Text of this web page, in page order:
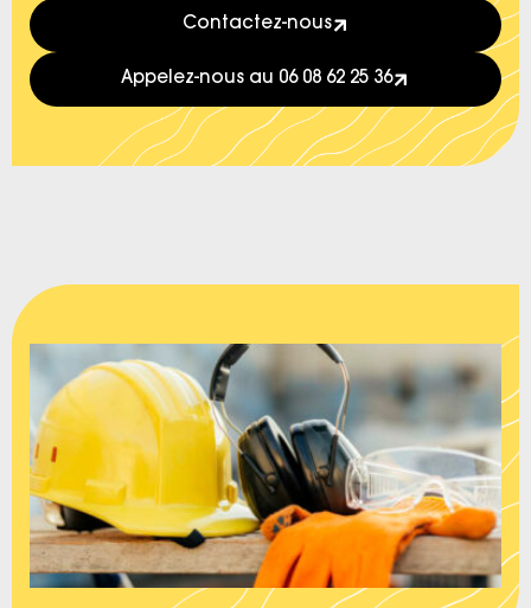
Contactez-nous
Appelez-nous au 06 08 62 25 36